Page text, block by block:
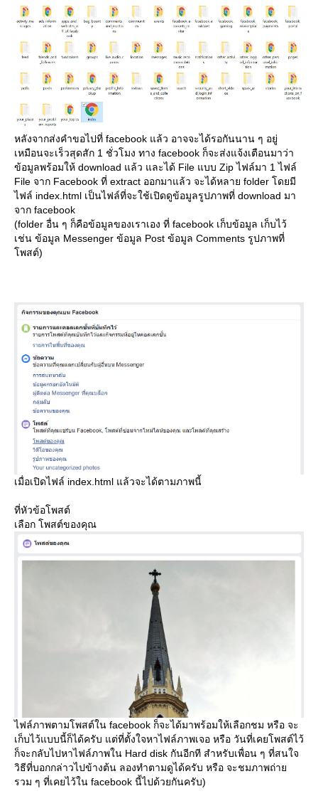
หลังจากส่งคำขอไปที่ facebook แล้ว อาจจะได้รอกันนาน ๆ อยู่
เหมือนจะเร็วสุดสัก 1 ชั่วโมง ทาง facebook ก็จะส่งแจ้งเตือนมาว่า
ข้อมูลพร้อมให้ download แล้ว และได้ File แบบ Zip ไฟล์มา 1 ไฟล์
File จาก Facebook ที่ extract ออกมาแล้ว จะได้หลาย folder โดยมี
ไฟล์ index.html เป็นไฟล์ที่จะใช้เปิดดูข้อมูลรูปภาพที่ download มา
จาก facebook
(folder อื่น ๆ ก็คือข้อมูลของเราเอง ที่ facebook เก็บข้อมูล เก็บไว้
เช่น ข้อมูล Messenger ข้อมูล Post ข้อมูล Comments รูปภาพที่
พสต์)
เมื่อเปิดไฟล์ index.html แล้วจะได้ตามภาพนี้
ที่หัวข้อโพสต์
เลือก โพสต์ของคุณ
ไฟล์ภาพตามโพสต์ใน facebook ก็จะได้มาพร้อมให้เลือกชม หรือ จะ
เก็บไว้แบบนี้ก็ได้ครับ แต่ที่ตั้งใจหาไฟล์ภาพเจอ หรือ วันที่เคยโพสต์ไว้
ก็จะกลับไปหาไฟล์ภาพใน Hard disk กันอีกที สำหรับเพื่อน ๆ ที่สนใจ
วิธีที่บอกกล่าวไปข้างต้น ลองทำตามดูได้ครับ หรือ จะชมภาพถ่า
รวม ๆ ที่เคยไว้ใน facebook นี้ไปด้วยกันครับ)